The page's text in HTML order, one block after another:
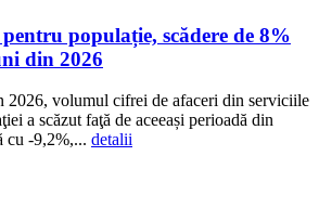
populație, scădere de 8%
din 2026
2026, volumul cifrei de afaceri din serviciile
a scăzut faţă de aceeași perioadă din
cu -9,2%,... detalii